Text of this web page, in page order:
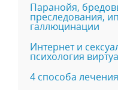
Паранойя,
преследования,
галлюцинации
Интернет и
психология
4 способа